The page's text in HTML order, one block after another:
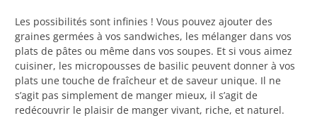
Les possibilités sont infinies ! Vous pouvez ajouter des
graines germées à vos sandwiches, les mélanger dans vos
plats de pâtes ou même dans vos soupes. Et si vous aimez
cuisiner, les micropousses de basilic peuvent donner à vos
plats une touche de fraîcheur et de saveur unique. Il ne
s’agit pas simplement de manger mieux, il s’agit de
redécouvrir le plaisir de manger vivant, riche, et naturel.